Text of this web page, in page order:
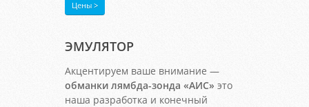
Цены >
ЭМУЛЯТОР
Акцентируем ваше внимание —
обманки лямбда-зонда «АИС» это
наша разработка и конечный